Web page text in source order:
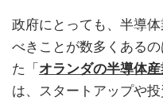
政府にとっても、半導
べきことが数多くある
た「 オランダの半導体
は、スタートアップや